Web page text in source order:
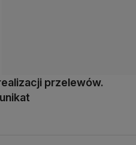
przelewów.